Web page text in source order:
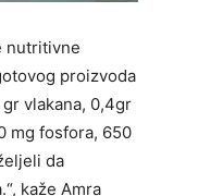
nutritivne
proizvoda
vlakana, 0,4gr
mg fosfora, 650
da
kaže Amra